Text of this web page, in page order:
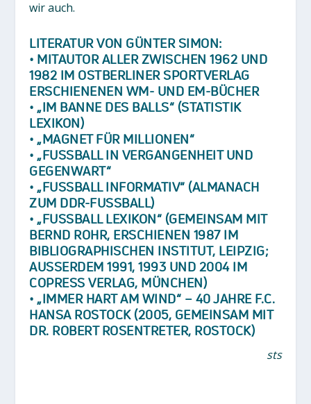
wir auch.
LITERATUR VON GÜNTER SIMON:
• MITAUTOR ALLER ZWISCHEN 1962 UND
1982 IM OSTBERLINER SPORTVERLAG
ERSCHIENENEN WM- UND EM-BÜCHER
• „IM BANNE DES BALLS“ (STATISTIK
LEXIKON)
• „MAGNET FÜR MILLIONEN“
• „FUSSBALL IN VERGANGENHEIT UND G
EGENWART“
• „FUSSBALL INFORMATIV“ (ALMANACH Z
UM DDR-FUSSBALL)
• „FUSSBALL LEXIKON“ (GEMEINSAM MIT B
ERND ROHR, ERSCHIENEN 1987 IM B
IBLIOGRAPHISCHEN INSTITUT, LEIPZIG; A
USSERDEM 1991, 1993 UND 2004 IM CO
PRESS VERLAG, MÜNCHEN)
• „IMMER HART AM WIND“ – 40 JAHRE F.C.
HANSA ROSTOCK (2005, GEMEINSAM MIT
DR. ROBERT ROSENTRETER, ROSTOCK)
sts